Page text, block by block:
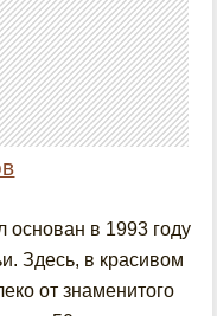
основан в 1993 году
Здесь, в красивом
от знаменитого